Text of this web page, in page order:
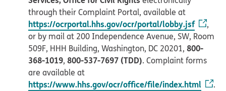
through their Complaint Portal, available at
https://ocrportal.hhs.gov/ocr/portal/lobby.jsf
,
or by mail at 200 Independence Avenue, SW, Room
509F, HHH Building, Washington, DC 20201, 800-
368-1019, 800-537-7697 (TDD). Complaint forms
are available at
https://www.hhs.gov/ocr/office/file/index.html .